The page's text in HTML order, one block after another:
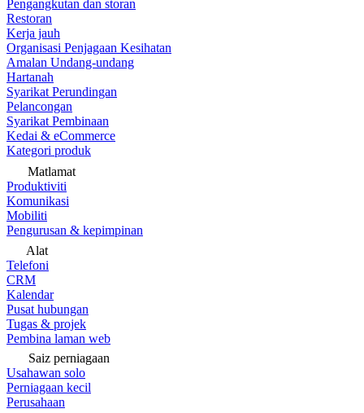
Pengangkutan dan storan
Restoran
Kerja jauh
Organisasi Penjagaan Kesihatan
Amalan Undang-undang
Hartanah
Syarikat Perundingan
Pelancongan
Syarikat Pembinaan
Kedai & eCommerce
Kategori produk
Matlamat
Produktiviti
Komunikasi
Mobiliti
Pengurusan & kepimpinan
Alat
Telefoni
CRM
Kalendar
Pusat hubungan
Tugas & projek
Pembina laman web
Saiz perniagaan
Usahawan solo
Perniagaan kecil
Perusahaan